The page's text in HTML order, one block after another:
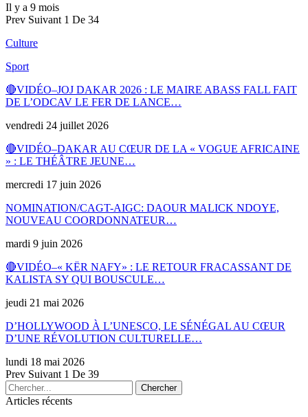
Il y a 9 mois
Prev Suivant 1 De 34
Culture
Sport
🔴VIDÉO–JOJ DAKAR 2026 : LE MAIRE ABASS FALL FAIT
DE L’ODCAV LE FER DE LANCE…
vendredi 24 juillet 2026
🔴VIDÉO–DAKAR AU CŒUR DE LA « VOGUE AFRICAINE
» : LE THÉÂTRE JEUNE…
mercredi 17 juin 2026
NOMINATION/CAGT-AIGC: DAOUR MALICK NDOYE,
NOUVEAU COORDONNATEUR…
mardi 9 juin 2026
🔴VIDÉO–« KËR NAFY» : LE RETOUR FRACASSANT DE
KALISTA SY QUI BOUSCULE…
jeudi 21 mai 2026
D’HOLLYWOOD À L’UNESCO, LE SÉNÉGAL AU CŒUR
D’UNE RÉVOLUTION CULTURELLE…
lundi 18 mai 2026
Prev Suivant 1 De 39
Articles récents